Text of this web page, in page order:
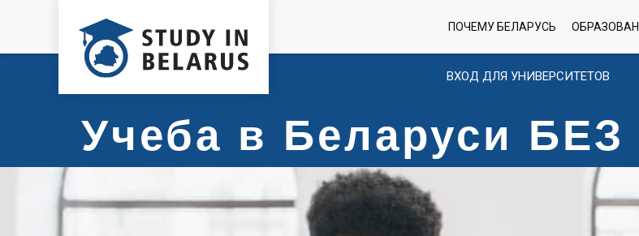
ВХОД ДЛЯ УНИВЕРСИТЕТОВ
ПОЧЕМУ БЕЛАРУСЬ
Учеба в Беларуси